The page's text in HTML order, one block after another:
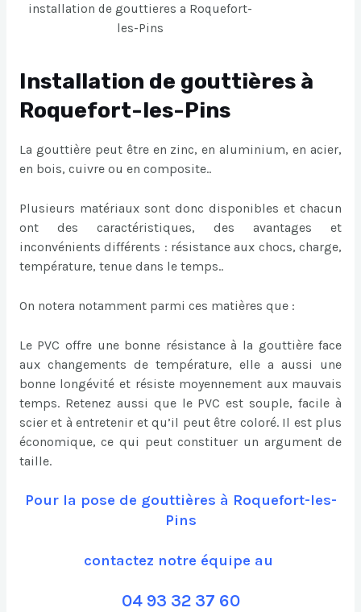
installation de gouttieres a Roquefort-
les-Pins
Installation de gouttières à
Roquefort-les-Pins
La gouttière peut être en zinc, en aluminium, en acier,
en bois, cuivre ou en composite..
Plusieurs matériaux sont donc disponibles et chacun
ont des caractéristiques, des avantages et
inconvénients différents : résistance aux chocs, charge,
température, tenue dans le temps..
On notera notamment parmi ces matières que :
Le PVC offre une bonne résistance à la gouttière face
aux changements de température, elle a aussi une
bonne longévité et résiste moyennement aux mauvais
temps. Retenez aussi que le PVC est souple, facile à
scier et à entretenir et qu’il peut être coloré. Il est plus
économique, ce qui peut constituer un argument de
taille.
Pour la pose de gouttières à Roquefort-les-
Pins
contactez notre équipe au
04 93 32 37 60